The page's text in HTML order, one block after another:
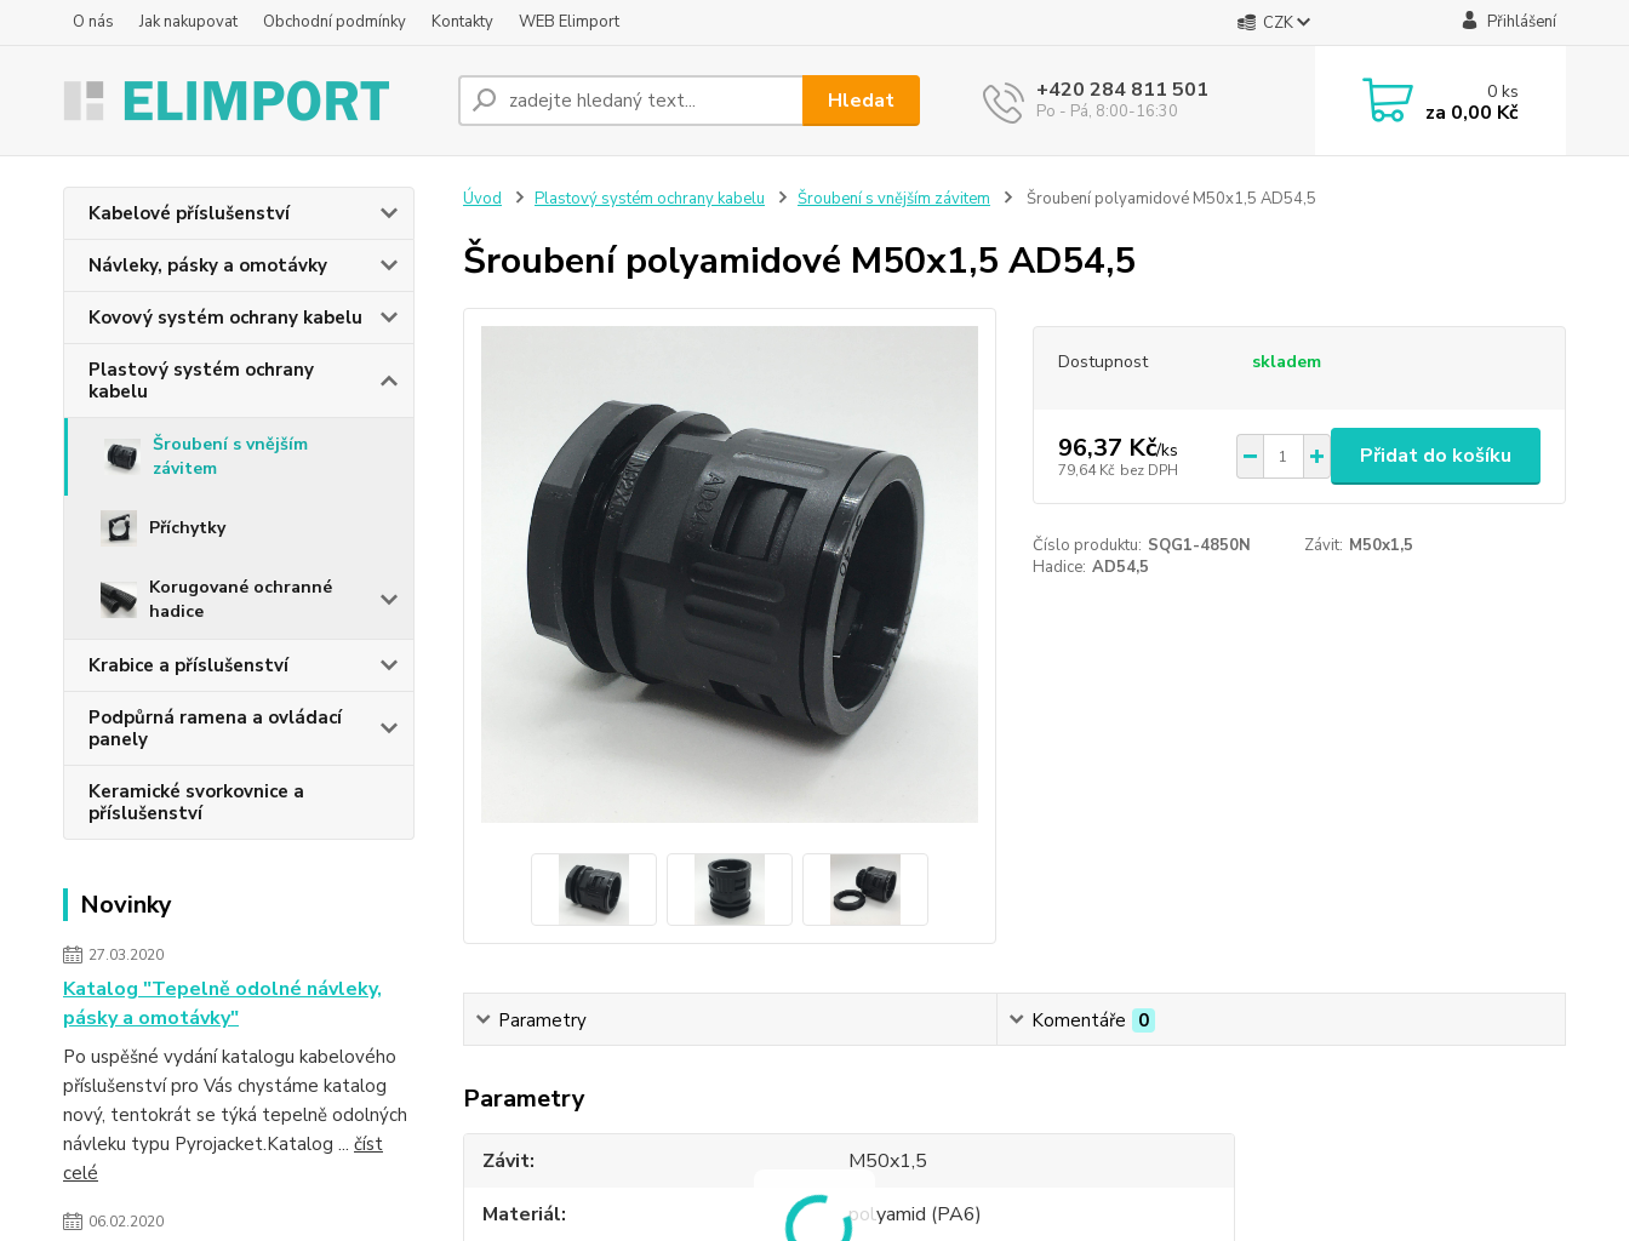
O nás Jak nakupovat Obchodní podmínky Kontakty WEB Elimport CZK Přihlášení
Hledat +420 284 811 501
Po - Pá, 8:00-16:30
0ks
za 0,00 Kč
Kabelové příslušenství
Návleky, pásky a omotávky
Kovový systém ochrany kabelu
Plastový systém ochrany
kabelu
Šroubení s vnějším
závitem
Příchytky
Korugované ochranné
hadice
Krabice a příslušenství
Podpůrná ramena a ovládací
panely
Keramické svorkovnice a
příslušenství
Novinky
27.03.2020
Katalog "Tepelně odolné návleky,
pásky a omotávky"
Po uspěšné vydání katalogu kabelového
příslušenství pro Vás chystáme katalog
nový, tentokrát se týká tepelně odolných
návleku typu Pyrojacket.Katalog ... číst
celé
06.02.2020
Úvod Plastový systém ochrany kabelu Šroubení s vnějším závitem Šroubení polyamidové M50x1,5 AD54,5
Šroubení polyamidové M50x1,5 AD54,5
Dostupnost skladem
96,37 Kč/ks
79,64 Kč bez DPH
Přidat do košíku
Číslo produktu: SQG1-4850N Závit: M50x1,5
Hadice: AD54,5
Parametry Komentáře 0
Parametry
Závit
M50x1,5
Materiál
polyamid (PA6)